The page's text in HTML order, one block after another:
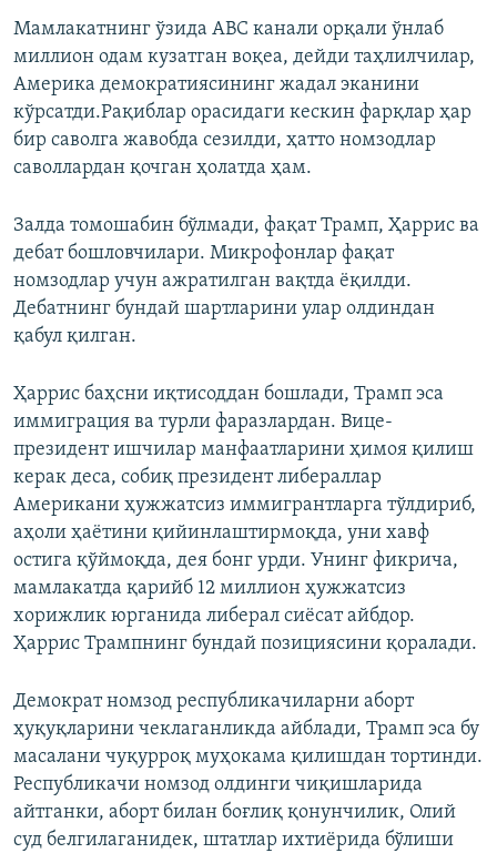
Мамлакатнинг ўзида ABC канали орқали ўнлаб
миллион одам кузатган воқеа, дейди таҳлилчилар,
Америка демократиясининг жадал эканини
кўрсатди.Рақиблар орасидаги кескин фарқлар ҳар
бир саволга жавобда сезилди, ҳатто номзодлар
саволлардан қочган ҳолатда ҳам.
Залда томошабин бўлмади, фақат Трамп, Ҳаррис ва
дебат бошловчилари. Микрофонлар фақат
номзодлар учун ажратилган вақтда ёқилди.
Дебатнинг бундай шартларини улар олдиндан
қабул қилган.
Ҳаррис баҳсни иқтисоддан бошлади, Трамп эса
иммиграция ва турли фаразлардан. Вице-
президент ишчилар манфаатларини ҳимоя қилиш
керак деса, собиқ президент либераллар
Американи ҳужжатсиз иммигрантларга тўлдириб,
аҳоли ҳаётини қийинлаштирмоқда, уни хавф
остига қўймоқда, дея бонг урди. Унинг фикрича,
мамлакатда қарийб 12 миллион ҳужжатсиз
хорижлик юрганида либерал сиёсат айбдор.
Ҳаррис Трампнинг бундай позициясини қоралади.
Демократ номзод республикачиларни аборт
ҳуқуқларини чеклаганликда айблади, Трамп эса бу
масалани чуқурроқ муҳокама қилишдан тортинди.
Республикачи номзод олдинги чиқишларида
айтганки, аборт билан боғлиқ қонунчилик, Олий
суд белгилаганидек, штатлар ихтиёрида бўлиши